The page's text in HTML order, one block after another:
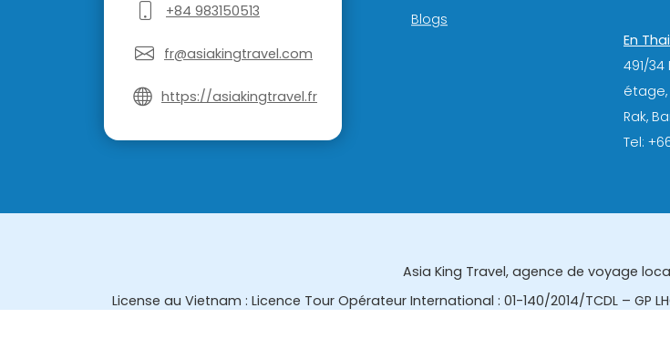
+84 983150513
fr@asiakingtravel.com
https://asiakingtravel.fr
Blogs
En
491/34
étage,
Rak,
Tel:
Asia King Travel, agence de voyage
License au Vietnam : Licence Tour Opérateur International : 01-140/2014/TCDL –